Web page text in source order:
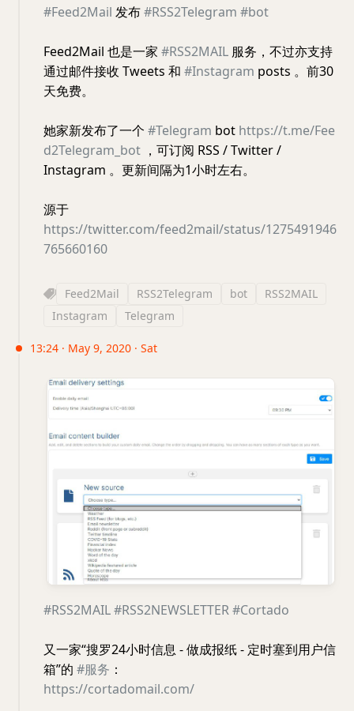
#Feed2Mail 发布#RSS2Telegram #bot
Feed2Mail 也是一家 #RSS2MAIL 服务，不过亦支持
通过邮件接收 Tweets 和 #Instagram posts 。前30
天免费。
她家新发布了一个 #Telegram bot https://t.me/Fee
d2Telegram_bot ，可订阅 RSS / Twitter /
Instagram 。更新间隔为1小时左右。
源于
https://twitter.com/feed2mail/status/1275491946
765660160
Feed2Mail RSS2Telegram bot
RSS2MAIL
Instagram
Telegram
13:24 · May 9, 2020 · Sat
#RSS2MAIL#RSS2NEWSLETTER#Cortado
又一家“搜罗24小时信息 - 做成报纸 - 定时塞到用户信
箱”的 #服务 ：
https://cortadomail.com/